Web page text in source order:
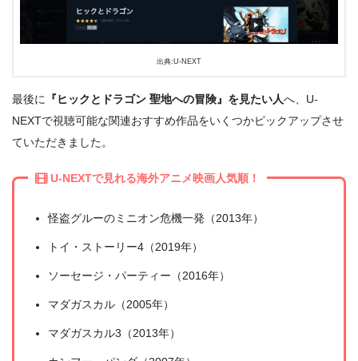
出典:U-NEXT
最後に 『ヒックとドラゴン 聖地への冒険』を見たい人へ、U-
NEXTで視聴可能な関連おすすめ作品をいくつかピックアップさせ
ていただきました。
U-NEXTで見れる海外アニメ映画人気順！
怪盗グルーのミニオン危機一発（2013年）
トイ・ストーリー4（2019年）
ソーセージ・パーティー（2016年）
マダガスカル（2005年）
マダガスカル3（2013年）